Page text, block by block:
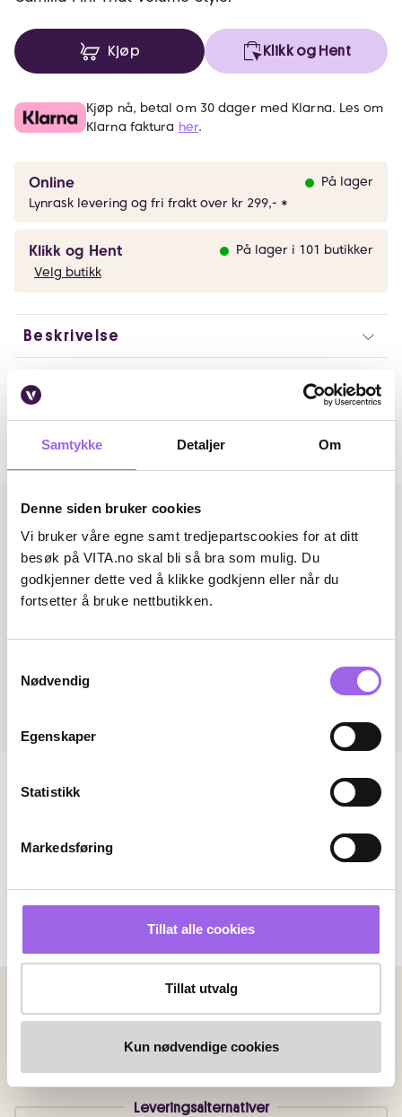
Samtykke Detaljer Om
Denne siden bruker cookies
Vi bruker våre egne samt tredjepartscookies for at ditt
besøk på VITA.no skal bli så bra som mulig. Du
godkjenner dette ved å klikke godkjenn eller når du
fortsetter å bruke nettbutikken.
Nødvendig
Egenskaper
Statistikk
Markedsføring
Tillat alle cookies
Tillat utvalg
Kun nødvendige cookies
Kjøp Klikk og Hent
Kjøp nå, betal om 30 dager med Klarna. Les om
Klarna faktura her.
Online
På lager
Lynrask levering og fri frakt over kr 299,- *
Klikk og Hent
På lager i 101 butikker
Velg butikk
Beskrivelse
Andre har også kjøpt..
Betalingsmetoder
FakturaVippsKortbetaling
Leveringsalternativer